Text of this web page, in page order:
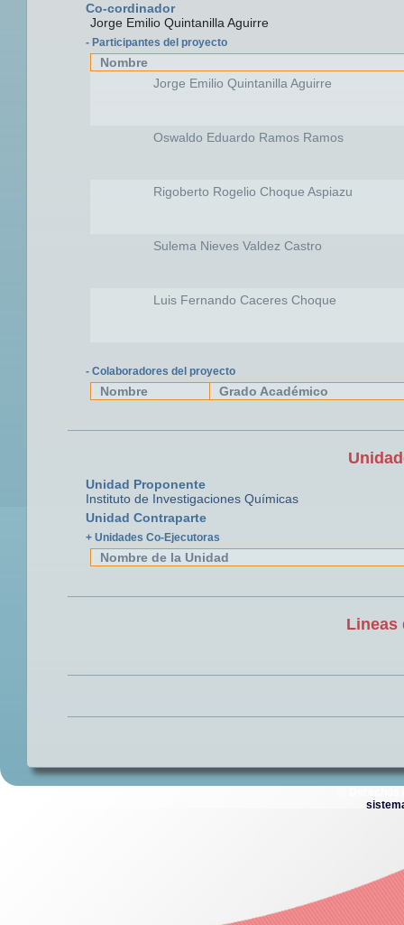
Co-cordinador
Jorge Emilio Quintanilla Aguirre
- Participantes del proyecto
Nombre
Jorge Emilio Quintanilla Aguirre
Oswaldo Eduardo Ramos Ramos
Rigoberto Rogelio Choque Aspiazu
Sulema Nieves Valdez Castro
Luis Fernando Caceres Choque
- Colaboradores del proyecto
Nombre Grado Académico
Unidad Proponente
Instituto de Investigaciones Químicas
Unidad Contraparte
+ Unidades Co-Ejecutoras
Nombre de la Unidad
Lineas